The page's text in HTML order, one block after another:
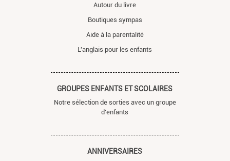
Autour du livre
Boutiques sympas
Aide à la parentalité
L'anglais pour les enfants
GROUPES ENFANTS ET SCOLAIRES
Notre sélection de sorties avec un groupe
d'enfants
ANNIVERSAIRES